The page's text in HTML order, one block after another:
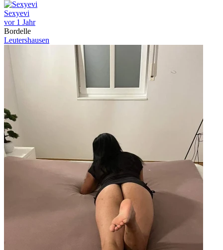
Sexyevi
vor 1 Jahr
Bordelle
Leutershausen